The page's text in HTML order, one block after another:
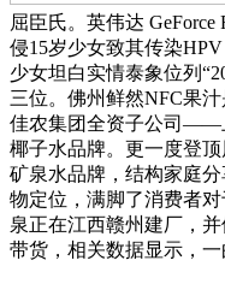
屈臣氏。英伟达 GeForce
侵15岁少女致其传染
少女坦白实情泰象位列
三位。佛州鲜然NFC果
佳农集团全资子公司——
椰子水品牌。更一度登
矿泉水品牌，结构家庭
物定位，满脚了消费者
泉正在江西赣州建厂，
带货，相关数据显示，